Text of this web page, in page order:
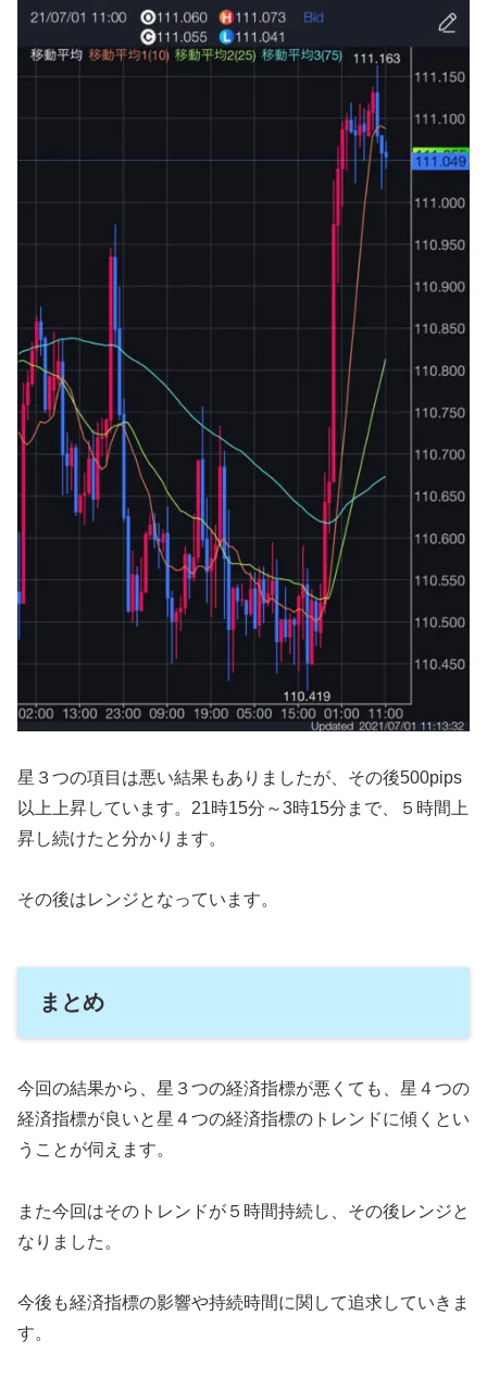
星３つの項目は悪い結果もありましたが、その後500pips
以上上昇しています。21時15分～3時15分まで、５時間上
昇し続けたと分かります。
その後はレンジとなっています。
まとめ
今回の結果から、星３つの経済指標が悪くても、星４つの
経済指標が良いと星４つの経済指標のトレンドに傾くとい
うことが伺えます。
また今回はそのトレンドが５時間持続し、その後レンジと
なりました。
今後も経済指標の影響や持続時間に関して追求していきま
す。